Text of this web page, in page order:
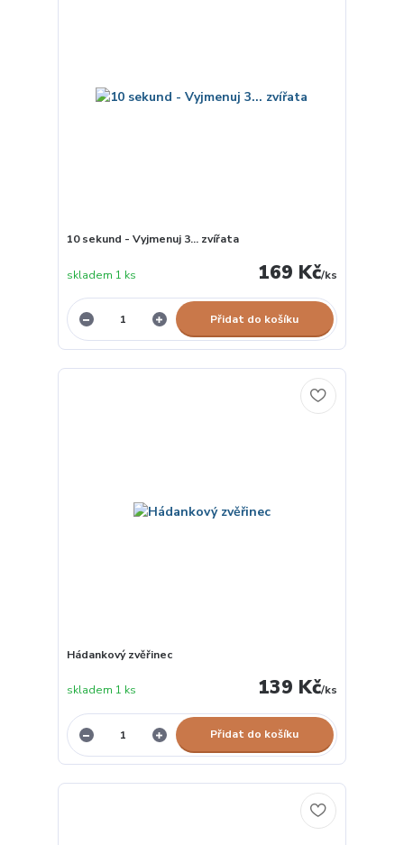
10 sekund - Vyjmenuj 3... zvířata
169 Kč/ks
skladem 1 ks
Přidat do košíku
Hádankový zvěřinec
139 Kč/ks
skladem 1 ks
Přidat do košíku